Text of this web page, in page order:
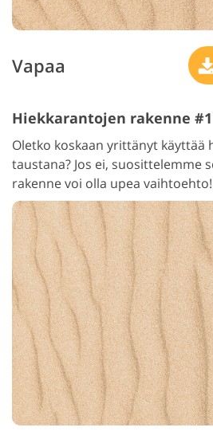
Vapaa
Hiekkarantojen rakenne
Oletko koskaan yrittänyt käyttää
taustana? Jos ei, suosittelemme
rakenne voi olla upea vaihtoehto!